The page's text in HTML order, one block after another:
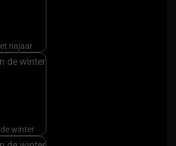
najaar
winter